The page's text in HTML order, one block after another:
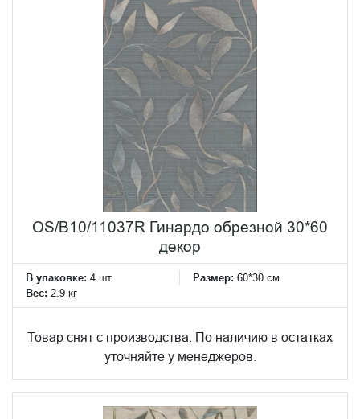
OS/B10/11037R Гинардо обрезной 30*60
декор
В упаковке: 4 шт Размер: 60*30 см
Вес: 2.9 кг
Товар снят с производства. По наличию в остатках
уточняйте у менеджеров.